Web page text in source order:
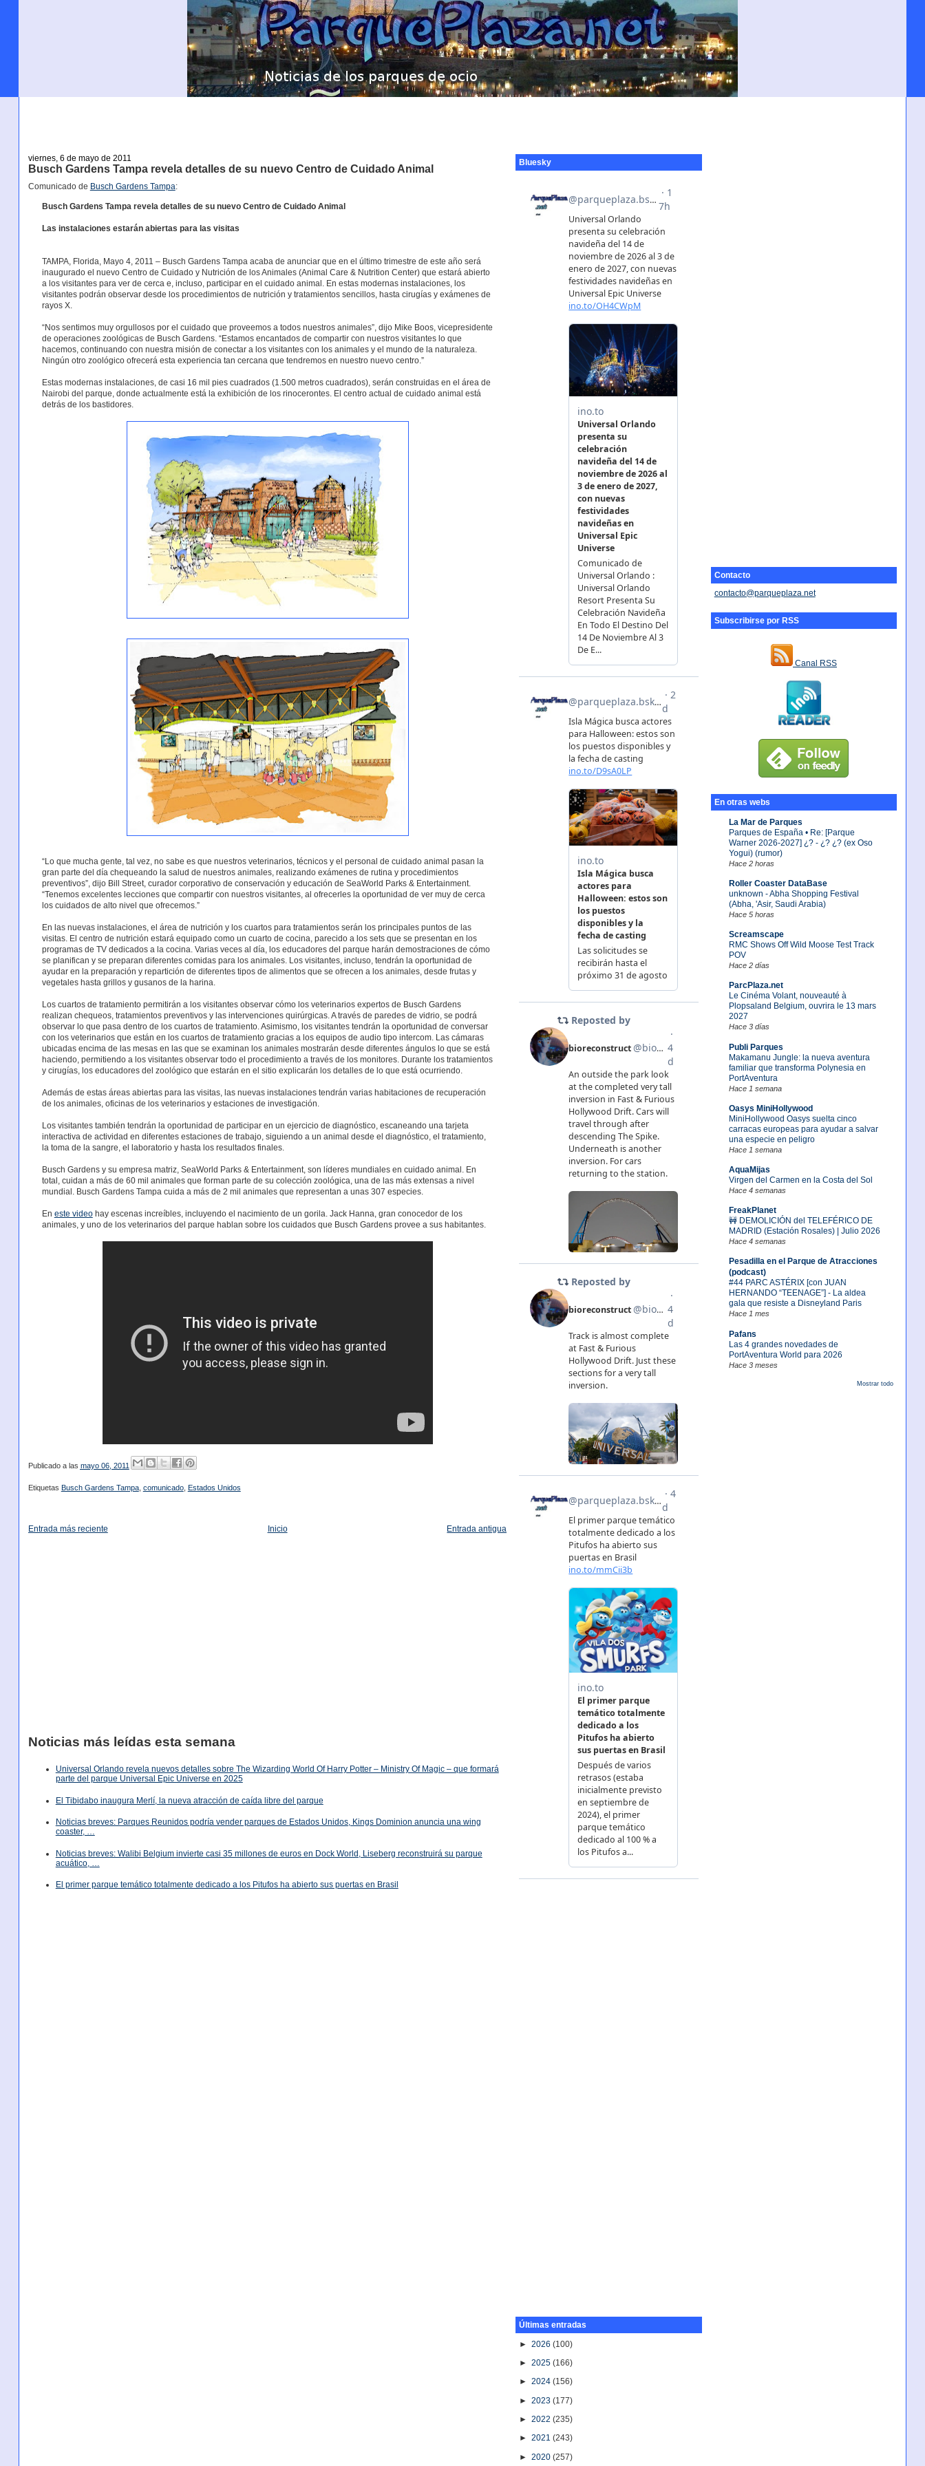
Contacto
contacto@parqueplaza.net
Subscribirse por RSS
Canal RSS
En otras webs
La Mar de Parques
Parques de España • Re: [Parque
Warner 2026-2027] ¿? - ¿? ¿? (ex Oso
Yogui) (rumor)
Hace 2 horas
Roller Coaster DataBase
unknown - Abha Shopping Festival
(Abha, 'Asir, Saudi Arabia)
Hace 5 horas
Screamscape
RMC Shows Off Wild Moose Test Track
POV
Hace 2 días
ParcPlaza.net
Le Cinéma Volant, nouveauté à
Plopsaland Belgium, ouvrira le 13 mars
2027
Hace 3 días
Publi Parques
Makamanu Jungle: la nueva aventura
familiar que transforma Polynesia en
PortAventura
Hace 1 semana
Oasys MiniHollywood
MiniHollywood Oasys suelta cinco
carracas europeas para ayudar a salvar
una especie en peligro
Hace 1 semana
AquaMijas
Virgen del Carmen en la Costa del Sol
Hace 4 semanas
FreakPlanet
🚧 DEMOLICIÓN del TELEFÉRICO DE
MADRID (Estación Rosales) | Julio 2026
Hace 4 semanas
Pesadilla en el Parque de Atracciones
(podcast)
#44 PARC ASTÉRIX [con JUAN
HERNANDO “TEENAGE”] - La aldea
gala que resiste a Disneyland Paris
Hace 1 mes
Pafans
Las 4 grandes novedades de
PortAventura World para 2026
Hace 3 meses
Mostrar todo
viernes, 6 de mayo de 2011
Busch Gardens Tampa revela detalles de su nuevo Centro de Cuidado Animal
Comunicado de Busch Gardens Tampa:
Busch Gardens Tampa revela detalles de su nuevo Centro de Cuidado Animal
Las instalaciones estarán abiertas para las visitas
TAMPA, Florida, Mayo 4, 2011 – Busch Gardens Tampa acaba de anunciar que en el último trimestre de este año será
inaugurado el nuevo Centro de Cuidado y Nutrición de los Animales (Animal Care & Nutrition Center) que estará abierto
a los visitantes para ver de cerca e, incluso, participar en el cuidado animal. En estas modernas instalaciones, los
visitantes podrán observar desde los procedimientos de nutrición y tratamientos sencillos, hasta cirugías y exámenes de
rayos X.
“Nos sentimos muy orgullosos por el cuidado que proveemos a todos nuestros animales”, dijo Mike Boos, vicepresidente
de operaciones zoológicas de Busch Gardens. “Estamos encantados de compartir con nuestros visitantes lo que
hacemos, continuando con nuestra misión de conectar a los visitantes con los animales y el mundo de la naturaleza.
Ningún otro zoológico ofrecerá esta experiencia tan cercana que tendremos en nuestro nuevo centro.”
Estas modernas instalaciones, de casi 16 mil pies cuadrados (1.500 metros cuadrados), serán construidas en el área de
Nairobi del parque, donde actualmente está la exhibición de los rinocerontes. El centro actual de cuidado animal está
detrás de los bastidores.
“Lo que mucha gente, tal vez, no sabe es que nuestros veterinarios, técnicos y el personal de cuidado animal pasan la
gran parte del día chequeando la salud de nuestros animales, realizando exámenes de rutina y procedimientos
preventivos”, dijo Bill Street, curador corporativo de conservación y educación de SeaWorld Parks & Entertainment.
“Tenemos excelentes lecciones que compartir con nuestros visitantes, al ofrecerles la oportunidad de ver muy de cerca
los cuidados de alto nivel que ofrecemos.”
En las nuevas instalaciones, el área de nutrición y los cuartos para tratamientos serán los principales puntos de las
visitas. El centro de nutrición estará equipado como un cuarto de cocina, parecido a los sets que se presentan en los
programas de TV dedicados a la cocina. Varias veces al día, los educadores del parque harán demostraciones de cómo
se planifican y se preparan diferentes comidas para los animales. Los visitantes, incluso, tendrán la oportunidad de
ayudar en la preparación y repartición de diferentes tipos de alimentos que se ofrecen a los animales, desde frutas y
vegetales hasta grillos y gusanos de la harina.
Los cuartos de tratamiento permitirán a los visitantes observar cómo los veterinarios expertos de Busch Gardens
realizan chequeos, tratamientos preventivos y las intervenciones quirúrgicas. A través de paredes de vidrio, se podrá
observar lo que pasa dentro de los cuartos de tratamiento. Asimismo, los visitantes tendrán la oportunidad de conversar
con los veterinarios que están en los cuartos de tratamiento gracias a los equipos de audio tipo intercom. Las cámaras
ubicadas encima de las mesas en las que se examinan los animales mostrarán desde diferentes ángulos lo que se está
haciendo, permitiendo a los visitantes observar todo el procedimiento a través de los monitores. Durante los tratamientos
y cirugías, los educadores del zoológico que estarán en el sitio explicarán los detalles de lo que está ocurriendo.
Además de estas áreas abiertas para las visitas, las nuevas instalaciones tendrán varias habitaciones de recuperación
de los animales, oficinas de los veterinarios y estaciones de investigación.
Los visitantes también tendrán la oportunidad de participar en un ejercicio de diagnóstico, escaneando una tarjeta
interactiva de actividad en diferentes estaciones de trabajo, siguiendo a un animal desde el diagnóstico, el tratamiento,
la toma de la sangre, el laboratorio y hasta los resultados finales.
Busch Gardens y su empresa matriz, SeaWorld Parks & Entertainment, son líderes mundiales en cuidado animal. En
total, cuidan a más de 60 mil animales que forman parte de su colección zoológica, una de las más extensas a nivel
mundial. Busch Gardens Tampa cuida a más de 2 mil animales que representan a unas 307 especies.
En este videohay escenas increíbles, incluyendo el nacimiento de un gorila. Jack Hanna, gran conocedor de los
animales, y uno de los veterinarios del parque hablan sobre los cuidados que Busch Gardens provee a sus habitantes.
Publicado a las mayo 06, 2011
Etiquetas Busch Gardens Tampa, comunicado, Estados Unidos
Entrada más reciente Entrada antigua
Inicio
Noticias más leídas esta semana
Universal Orlando revela nuevos detalles sobre The Wizarding World Of Harry Potter – Ministry Of Magic – que formará
parte del parque Universal Epic Universe en 2025
El Tibidabo inaugura Merlí, la nueva atracción de caída libre del parque
Noticias breves: Parques Reunidos podría vender parques de Estados Unidos, Kings Dominion anuncia una wing
coaster, …
Noticias breves: Walibi Belgium invierte casi 35 millones de euros en Dock World, Liseberg reconstruirá su parque
acuático, …
El primer parque temático totalmente dedicado a los Pitufos ha abierto sus puertas en Brasil
Bluesky
Últimas entradas
►2026(100)
►2025(166)
►2024(156)
►2023(177)
►2022(235)
►2021(243)
►2020(257)